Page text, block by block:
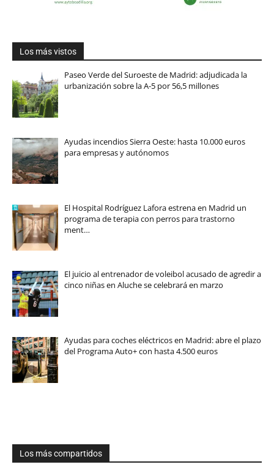
Los más vistos
Paseo Verde del Suroeste de Madrid: adjudicada la
urbanización sobre la A-5 por 56,5 millones
Ayudas incendios Sierra Oeste: hasta 10.000 euros
para empresas y autónomos
El Hospital Rodríguez Lafora estrena en Madrid un
programa de terapia con perros para trastorno
ment…
El juicio al entrenador de voleibol acusado de agredir a
cinco niñas en Aluche se celebrará en marzo
Ayudas para coches eléctricos en Madrid: abre el plazo
del Programa Auto+ con hasta 4.500 euros
Los más compartidos